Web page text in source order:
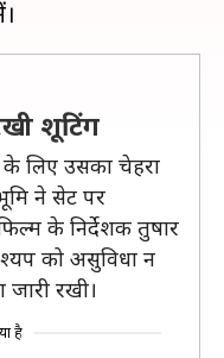
शूटिंग
लिए उसका चेहरा
ने सेट पर
के निर्देशक तुषार
को असुविधा न
रखी।
है